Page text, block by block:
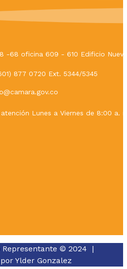
-68 oficina 609 - 610 Edificio
877 0720 Ext. 5344/5345
Lunes a Viernes de 8:00 a.
Representante © 2024 |
Ylder Gonzalez